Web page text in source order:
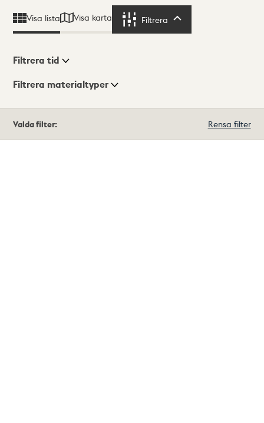
Visa lista Visa karta Filtrera
Visningsläge
Filtrera tid
Filtrera materialtyper
träffar
Valda filter: Rensa filter